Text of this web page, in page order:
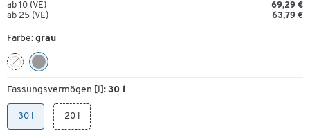
ab 10 (VE)
69,29 €
ab 25 (VE)
63,79 €
Farbe: grau
Fassungsvermögen [l]: 30 l
30 l 20 l